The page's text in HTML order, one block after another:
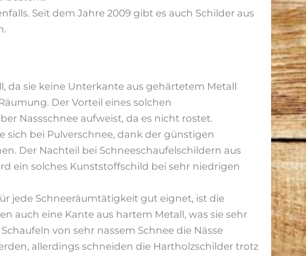
Seit dem Jahre 2009 gibt es auch Schilder aus
da sie keine Unterkante aus gehärtetem Metall
Der Vorteil eines solchen
Nassschnee aufweist, da es nicht rostet.
sich bei Pulverschnee, dank der günstigen
Der Nachteil bei Schneeschaufelschildern aus
ein solches Kunststoffschild bei sehr niedrigen
jede Schneeräumtätigkeit gut eignet, ist die
auch eine Kante aus hartem Metall, was sie sehr
von sehr nassem Schnee die Nässe
allerdings schneiden die Hartholzschilder trotz